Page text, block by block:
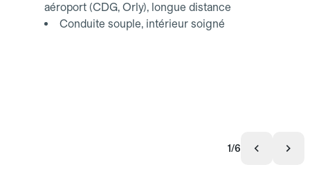
aéroport (CDG, Orly), longue distance
Conduite souple, intérieur soigné
1/6